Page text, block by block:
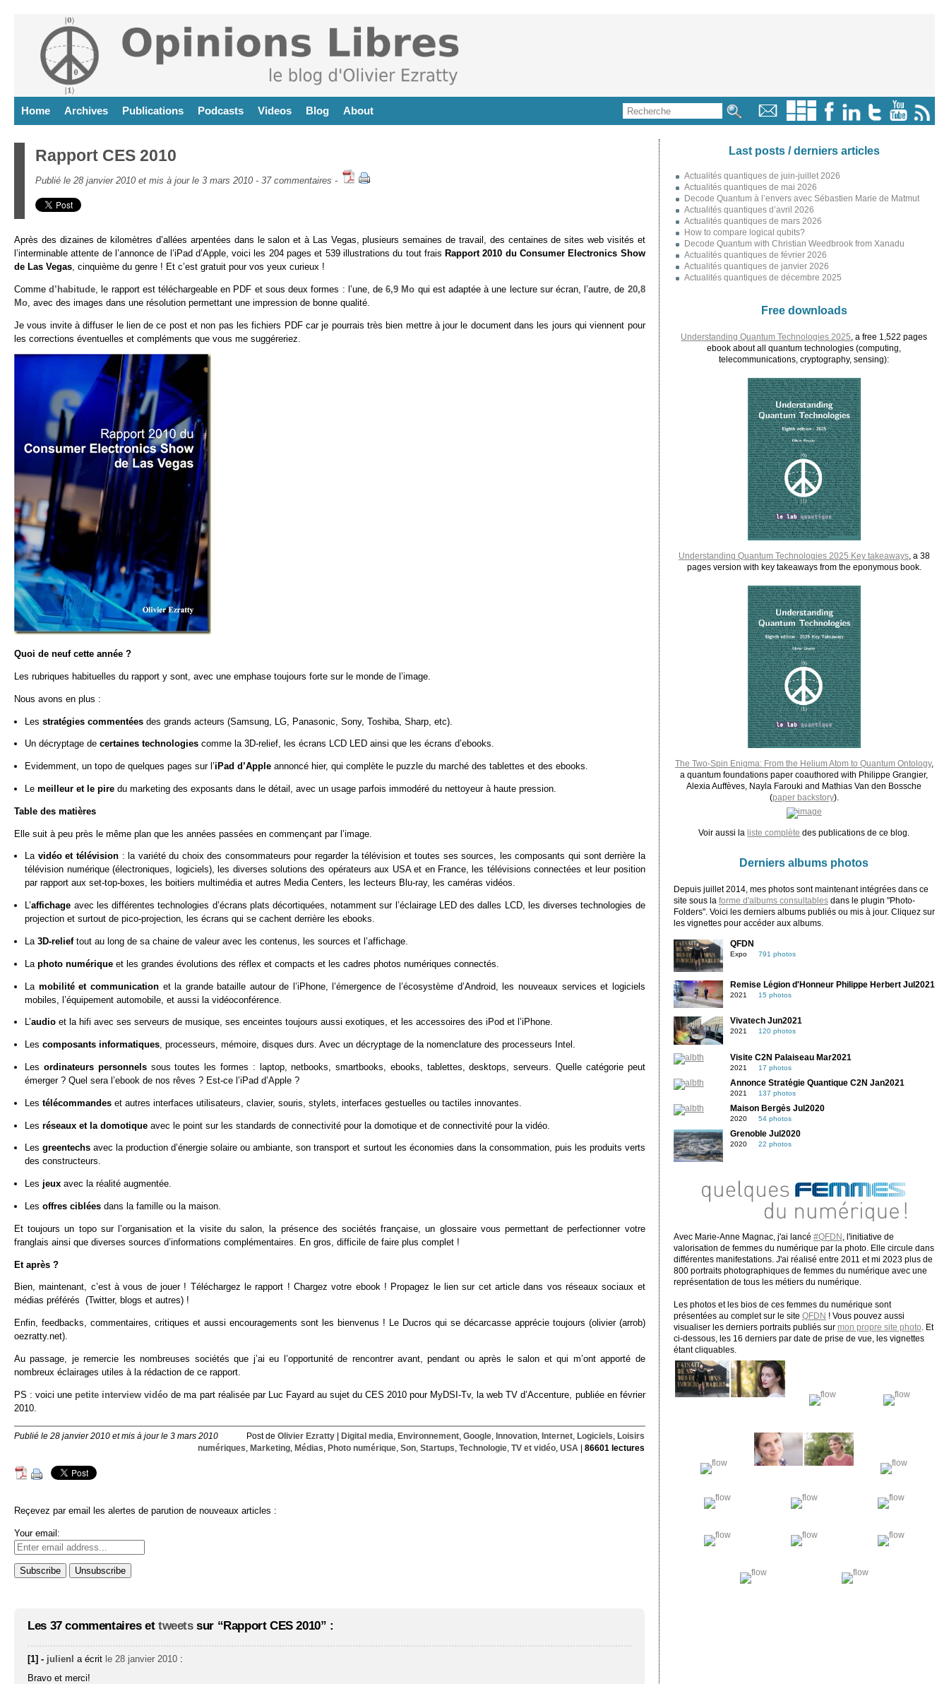
Home Archives Publications Podcasts Videos Blog About
Rapport CES 2010
Publié le 28 janvier 2010 et mis à jour le 3 mars 2010 - 37 commentaires -
Après des dizaines de kilomètres d’allées arpentées dans le salon et à Las Vegas, plusieurs semaines de travail, des centaines de sites web visités et
l’interminable attente de l’annonce de l’iPad d’Apple, voici les 204 pages et 539 illustrations du tout frais Rapport 2010 du Consumer Electronics Show
de Las Vegas, cinquième du genre ! Et c’est gratuit pour vos yeux curieux !
Commed’habitude , le rapport est téléchargeable en PDF et sous deux formes : l’une, de6,9 Mo qui est adaptée à une lecture sur écran, l’autre, de 20,8
Mo , avec des images dans une résolution permettant une impression de bonne qualité.
Je vous invite à diffuser le lien de ce post et non pas les fichiers PDF car je pourrais très bien mettre à jour le document dans les jours qui viennent pour
les corrections éventuelles et compléments que vous me suggéreriez.
Quoi de neuf cette année ?
Les rubriques habituelles du rapport y sont, avec une emphase toujours forte sur le monde de l’image.
Nous avons en plus :
Lesstratégies commentéesdes grands acteurs (Samsung, LG, Panasonic, Sony, Toshiba, Sharp, etc).
Un décryptage decertaines technologiescomme la 3D-relief, les écrans LCD LED ainsi que les écrans d’ebooks.
Evidemment, un topo de quelques pages sur l’iPad d’Appleannoncé hier, qui complète le puzzle du marché des tablettes et des ebooks.
Lemeilleur et le piredu marketing des exposants dans le détail, avec un usage parfois immodéré du nettoyeur à haute pression.
Table des matières
Elle suit à peu près le même plan que les années passées en commençant par l’image.
La vidéo et télévision : la variété du choix des consommateurs pour regarder la télévision et toutes ses sources, les composants qui sont derrière la
télévision numérique (électroniques, logiciels), les diverses solutions des opérateurs aux USA et en France, les télévisions connectées et leur position
par rapport aux set-top-boxes, les boitiers multimédia et autres Media Centers, les lecteurs Blu-ray, les caméras vidéos.
L’affichage avec les différentes technologies d’écrans plats décortiquées, notamment sur l’éclairage LED des dalles LCD, les diverses technologies de
projection et surtout de pico-projection, les écrans qui se cachent derrière les ebooks.
La3D-relieftout au long de sa chaine de valeur avec les contenus, les sources et l’affichage.
Laphoto numériqueet les grandes évolutions des réflex et compacts et les cadres photos numériques connectés.
La mobilité et communication et la grande bataille autour de l’iPhone, l’émergence de l’écosystème d’Android, les nouveaux services et logiciels
mobiles, l’équipement automobile, et aussi la vidéoconférence.
L’audioet la hifi avec ses serveurs de musique, ses enceintes toujours aussi exotiques, et les accessoires des iPod et l’iPhone.
Lescomposants informatiques, processeurs, mémoire, disques durs. Avec un décryptage de la nomenclature des processeurs Intel.
Lesordinateurs personnels sous toutes les formes : laptop, netbooks, smartbooks, ebooks, tablettes, desktops, serveurs. Quelle catégorie peut
émerger ? Quel sera l’ebook de nos rêves ? Est-ce l’iPad d’Apple ?
Lestélécommandeset autres interfaces utilisateurs, clavier, souris, stylets, interfaces gestuelles ou tactiles innovantes.
Lesréseaux et la domotiqueavec le point sur les standards de connectivité pour la domotique et de connectivité pour la vidéo.
Lesgreentechsavec la production d’énergie solaire ou ambiante, son transport et surtout les économies dans la consommation, puis les produits verts
des constructeurs.
Les jeuxavec la réalité augmentée.
Lesoffres cibléesdans la famille ou la maison.
Et toujours un topo sur l’organisation et la visite du salon, la présence des sociétés française, un glossaire vous permettant de perfectionner votre
franglais ainsi que diverses sources d’informations complémentaires. En gros, difficile de faire plus complet !
Et après ?
Bien, maintenant, c’est à vous de jouer ! Téléchargez le rapport ! Chargez votre ebook ! Propagez le lien sur cet article dans vos réseaux sociaux et
médias préférés (Twitter, blogs et autres) !
Enfin, feedbacks, commentaires, critiques et aussi encouragements sont les bienvenus ! Le Ducros qui se décarcasse apprécie toujours (olivier (arrob)
oezratty.net).
Au passage, je remercie les nombreuses sociétés que j’ai eu l’opportunité de rencontrer avant, pendant ou après le salon et qui m’ont apporté de
nombreux éclairages utiles à la rédaction de ce rapport.
PS : voici une petite interview vidéo de ma part réalisée par Luc Fayard au sujet du CES 2010 pour MyDSI-Tv, la web TV d’Accenture, publiée en février
2010.
Publié le 28 janvier 2010 et mis à jour le 3 mars 2010 Post de Olivier Ezratty| Digital media Environnement, Google, Innovation, Internet, Logiciels
Loisirs
numériques
Marketing, Médias Photo numérique, Son, Startups Technologie, TV et vidéo, USA 86601 lectures
Reçevez par email les alertes de parution de nouveaux articles :
Your email:
Les 37 commentaires et tweetssur “Rapport CES 2010” :
[1] - julienl a écrit le 28 janvier 2010 :
Bravo et merci!
Last posts / derniers articles
Actualités quantiques de juin-juillet 2026
Actualités quantiques de mai 2026
Decode Quantum à l’envers avec Sébastien Marie de Matmut
Actualités quantiques d’avril 2026
Actualités quantiques de mars 2026
How to compare logical qubits?
Decode Quantum with Christian Weedbrook from Xanadu
Actualités quantiques de février 2026
Actualités quantiques de janvier 2026
Actualités quantiques de décembre 2025
Free downloads
Understanding Quantum Technologies 2025 , a free 1,522 pages
ebook about all quantum technologies (computing,
telecommunications, cryptography, sensing):
Understanding Quantum Technologies 2025 Key takeaways, a 38
pages version with key takeaways from the eponymous book.
The Two-Spin Enigma: From the Helium Atom to Quantum Ontology,
a quantum foundations paper coauthored with Philippe Grangier,
Alexia Auffèves, Nayla Farouki and Mathias Van den Bossche
(paper backstory).
Voir aussi la liste complète des publications de ce blog.
Derniers albums photos
Depuis juillet 2014, mes photos sont maintenant intégrées dans ce
site sous la forme d'albums consultablesdans le plugin "Photo-
Folders". Voici les derniers albums publiés ou mis à jour. Cliquez sur
les vignettes pour accéder aux albums.
QFDN
Expo 791 photos
Remise Légion d'Honneur Philippe Herbert Jul2021
2021 15 photos
Vivatech Jun2021
2021 120 photos
Visite C2N Palaiseau Mar2021
2021 17 photos
Annonce Stratégie Quantique C2N Jan2021
2021 137 photos
Maison Bergès Jul2020
2020 54 photos
Grenoble Jul2020
2020 22 photos
Avec Marie-Anne Magnac, j'ai lancé #QFDN
, l'initiative de
valorisation de femmes du numérique par la photo. Elle circule dans
différentes manifestations. J'ai réalisé entre 2011 et mi 2023 plus de
800 portraits photographiques de femmes du numérique avec une
représentation de tous les métiers du numérique.
Les photos et les bios de ces femmes du numérique sont
présentées au complet sur le site QFDN ! Vous pouvez aussi
visualiser les derniers portraits publiés sur mon propre site photo . Et
ci-dessous, les 16 derniers par date de prise de vue, les vignettes
étant cliquables.